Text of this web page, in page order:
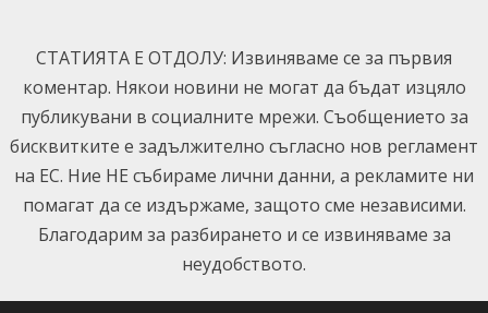
content
СТАТИЯТА Е ОТДОЛУ: Извиняваме се за първия
коментар. Някои новини не могат да бъдат изцяло
публикувани в социалните мрежи. Съобщението за
бисквитките е задължително съгласно нов регламент
на ЕС. Ние НЕ събираме лични данни, а рекламите ни
помагат да се издържаме, защото сме независими.
Благодарим за разбирането и се извиняваме за
неудобството.